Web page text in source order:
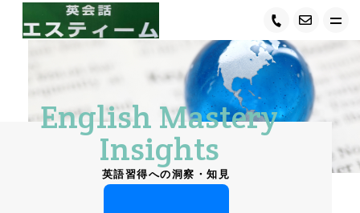
トップ
エスティームについて
キャンペーン情報
English Mastery
Insights
英語習得への洞察・知見